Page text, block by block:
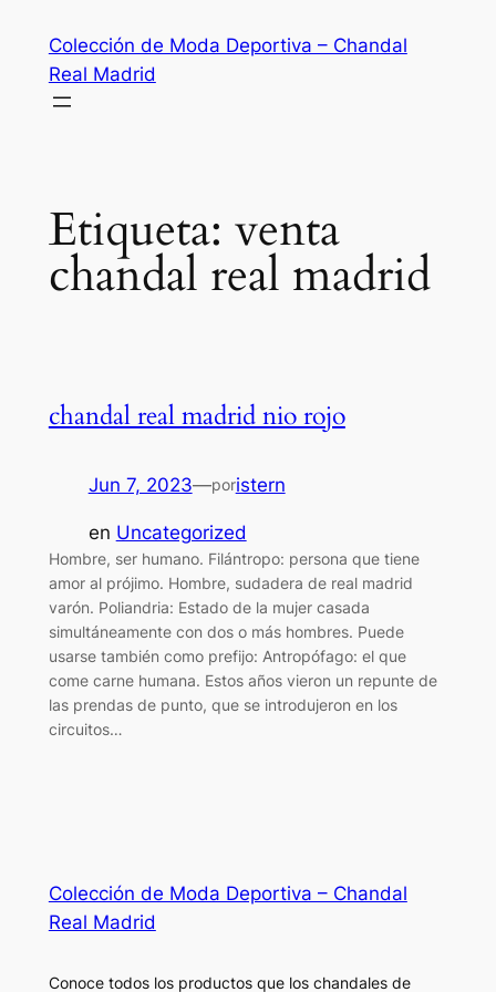
contenido
Colección de Moda Deportiva – Chandal
Real Madrid
Etiqueta: venta
chandal real madrid
chandal real madrid nio rojo
Jun 7, 2023—poristern
en Uncategorized
Hombre, ser humano. Filántropo: persona que tiene
amor al prójimo. Hombre, sudadera de real madrid
varón. Poliandria: Estado de la mujer casada
simultáneamente con dos o más hombres. Puede
usarse también como prefijo: Antropófago: el que
come carne humana. Estos años vieron un repunte de
las prendas de punto, que se introdujeron en los
circuitos…
Colección de Moda Deportiva – Chandal
Real Madrid
Conoce todos los productos que los chandales de